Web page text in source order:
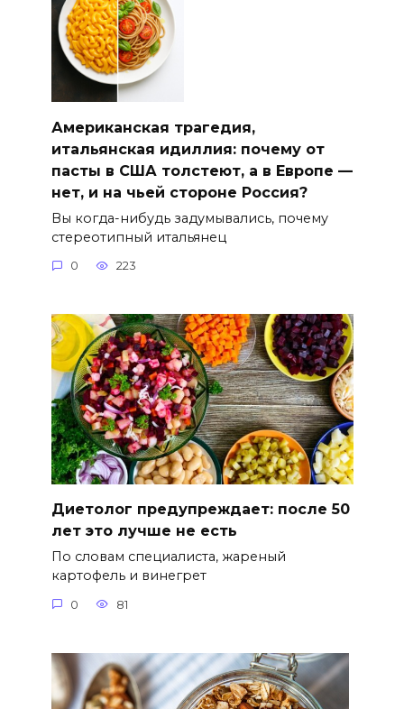
Американская трагедия,
итальянская идиллия: почему от
пасты в США толстеют, а в Европе —
нет, и на чьей стороне Россия?
Вы когда-нибудь задумывались, почему
стереотипный итальянец
0 223
Диетолог предупреждает: после 50
лет это лучше не есть
По словам специалиста, жареный
картофель и винегрет
0 81